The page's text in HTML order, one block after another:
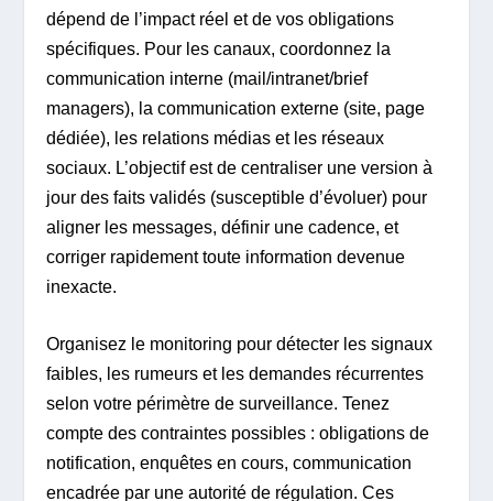
dépend de l’impact réel et de vos obligations
spécifiques. Pour les canaux, coordonnez la
communication interne (mail/intranet/brief
managers), la communication externe (site, page
dédiée), les relations médias et les réseaux
sociaux. L’objectif est de centraliser une version à
jour des faits validés (susceptible d’évoluer) pour
aligner les messages, définir une cadence, et
corriger rapidement toute information devenue
inexacte.
Organisez le monitoring pour détecter les signaux
faibles, les rumeurs et les demandes récurrentes
selon votre périmètre de surveillance. Tenez
compte des contraintes possibles : obligations de
notification, enquêtes en cours, communication
encadrée par une autorité de régulation. Ces